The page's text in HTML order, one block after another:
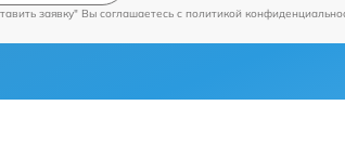
заявку" Вы соглашаетесь c политикой